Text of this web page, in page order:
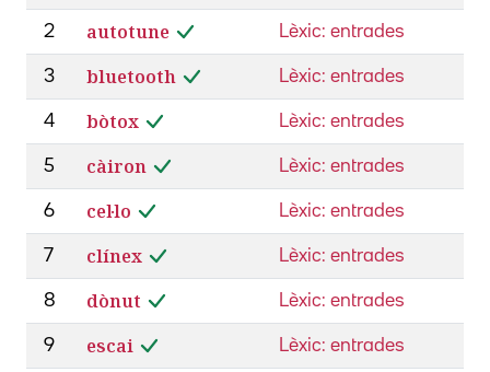
2 autotune Lèxic: entrades
3 bluetooth Lèxic: entrades
4 bòtox Lèxic: entrades
5 càiron Lèxic: entrades
6 cel·lo Lèxic: entrades
7 clínex Lèxic: entrades
8 dònut Lèxic: entrades
9 escai Lèxic: entrades